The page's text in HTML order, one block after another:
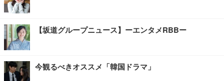
【坂道グループニュース】ーエンタメRBBー
今観るべきオススメ「韓国ドラマ」